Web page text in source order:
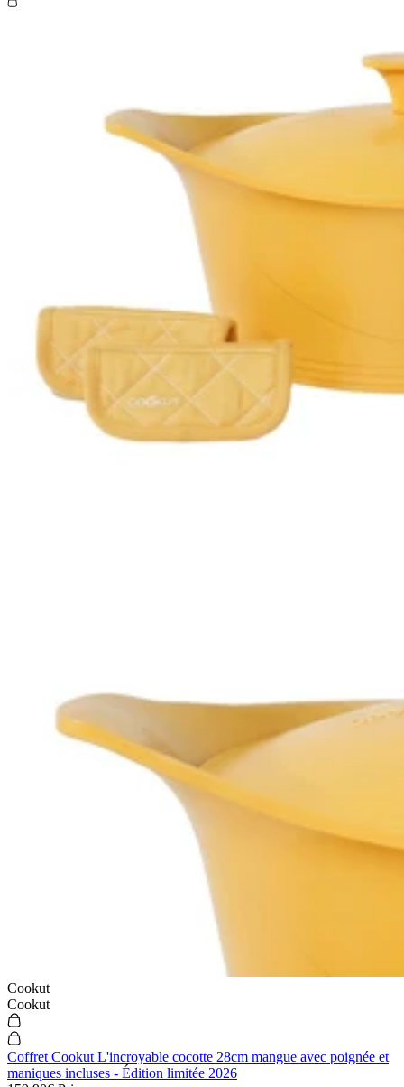
Cookut
Cookut
Coffret Cookut L'incroyable cocotte 28cm mangue avec poignée et
maniques incluses - Édition limitée 2026